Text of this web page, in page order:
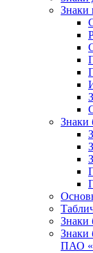
Знаки
Знаки
Знаки
Знаки
ПАО